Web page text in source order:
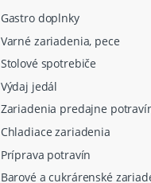
Gastro doplnky
Varné zariadenia, pece
Stolové spotrebiče
Výdaj jedál
Zariadenia predajne
Chladiace zariadenia
Príprava potravín
Barové a cukrárenské